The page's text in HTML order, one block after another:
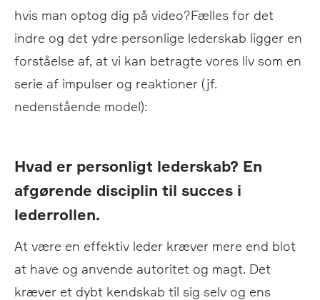
hvis man optog dig på video?Fælles for det
indre og det ydre personlige lederskab ligger en
forståelse af, at vi kan betragte vores liv som en
serie af impulser og reaktioner (jf.
nedenstående model):
Hvad er personligt lederskab? En
afgørende disciplin til succes i
lederrollen.
At være en effektiv leder kræver mere end blot
at have og anvende autoritet og magt. Det
kræver et dybt kendskab til sig selv og ens